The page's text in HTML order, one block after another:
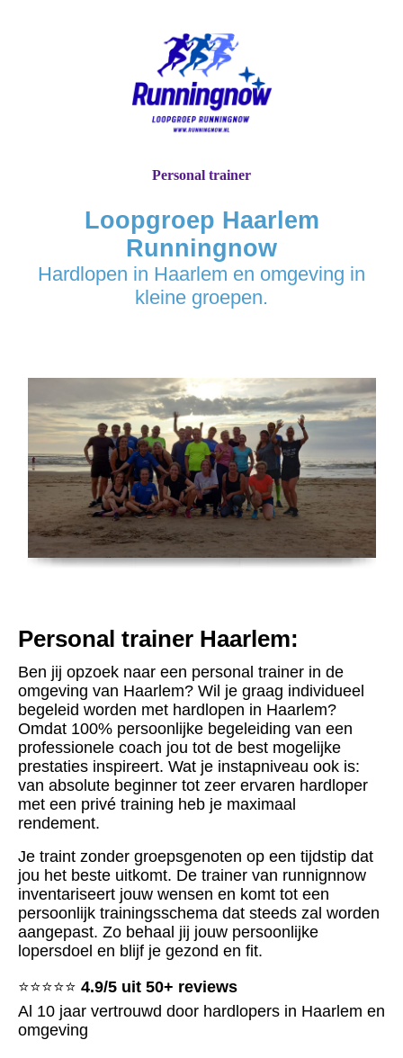
Loopgroep Haarlem
Runningnow
Hardlopen in Haarlem en omgeving in
kleine groepen.
Personal trainer
Personal trainer Haarlem:
Ben jij opzoek naar een personal trainer in de
omgeving van Haarlem? Wil je graag individueel
begeleid worden met hardlopen in Haarlem?
Omdat 100% persoonlijke begeleiding van een
professionele coach jou tot de best mogelijke
prestaties inspireert. Wat je instapniveau ook is:
van absolute beginner tot zeer ervaren hardloper
met een privé training heb je maximaal
rendement.
Je traint zonder groepsgenoten op een tijdstip dat
jou het beste uitkomt. De trainer van runnignnow
inventariseert jouw wensen en komt tot een
persoonlijk trainingsschema dat steeds zal worden
aangepast. Zo behaal jij jouw persoonlijke
lopersdoel en blijf je gezond en fit.
⭐⭐⭐⭐⭐ 4.9/5 uit 50+ reviews
Al 10 jaar vertrouwd door hardlopers in Haarlem en
omgeving